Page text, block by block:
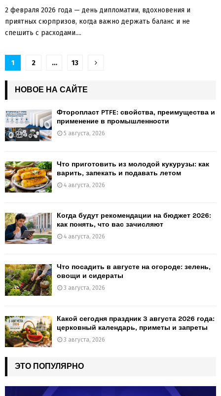
2 февраля 2026 года — день дипломатии, вдохновения и
приятных сюрпризов, когда важно держать баланс и не
спешить с расходами....
Пагинация
записей
1 2 … 13
НОВОЕ НА САЙТЕ
Фторопласт PTFE: свойства, преимущества и
применение в промышленности
5 августа, 2026
Что приготовить из молодой кукурузы: как
варить, запекать и подавать летом
4 августа, 2026
Когда будут рекомендации на бюджет 2026:
как понять, что вас зачисляют
4 августа, 2026
Что посадить в августе на огороде: зелень,
овощи и сидераты
3 августа, 2026
Какой сегодня праздник 3 августа 2026 года:
церковный календарь, приметы и запреты
3 августа, 2026
ЭТО ПОПУЛЯРНО